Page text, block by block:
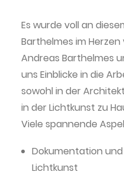
BARTHELMES
Es wurde voll an
Barthelmes im Herzen
Andreas Barthelmes
uns Einblicke in die
sowohl in der
in der Lichtkunst zu
Viele spannende
Dokumentation
Lichtkunst